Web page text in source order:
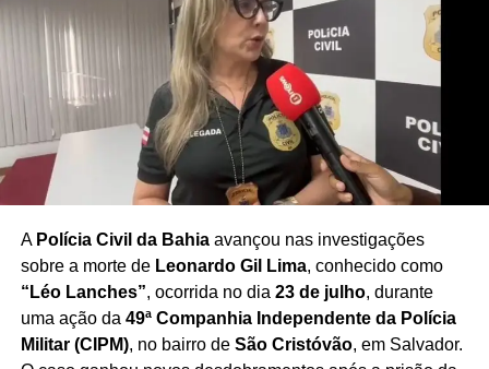
Civil segue realizando diligências para combater a
atuação dos grupos envolvidos e reforçar a segurança na
região.
Redação Saiba+
A Polícia Civil da Bahiaavançou nas investigações
sobre a morte de Leonardo Gil Lima, conhecido como
“Léo Lanches”, ocorrida no dia 23 de julho, durante
uma ação da 49ª Companhia Independente da Polícia
Militar (CIPM), no bairro de São Cristóvão, em Salvador.